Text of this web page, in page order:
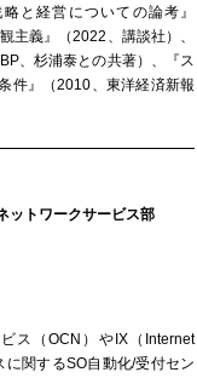
と経営についての論考』
主義』（2022、講談社）、
、杉浦泰との共著）、『ス
件』（2010、東洋経済新報
ットワークサービス部
ス（OCN）やIX（Internet
関するSO自動化/受付セン